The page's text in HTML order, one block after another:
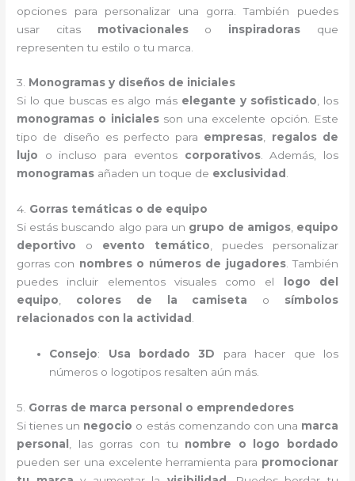
opciones para personalizar una gorra. También puedes
usar citas motivacionaleso inspiradoras que
representen tu estilo o tu marca.
3. Monogramas y diseños de iniciales
Si lo que buscas es algo más elegante y sofisticado, los
monogramas o inicialesson una excelente opción. Este
tipo de diseño es perfecto para empresas, regalos de
lujo o incluso para eventos corporativos. Además, los
monogramas añaden un toque de exclusividad .
4. Gorras temáticas o de equipo
Si estás buscando algo para un grupo de amigos, equipo
deportivo o evento temático, puedes personalizar
gorras con nombres o números de jugadores. También
puedes incluir elementos visuales como el
logo del
equipo, colores de la camiseta o símbolos
relacionados con la actividad .
Consejo: Usa bordado 3D para hacer que los
números o logotipos resalten aún más.
5. Gorras de marca personal o emprendedores
Si tienes un negocio o estás comenzando con una marca
personal
, las gorras con tu nombre o logo bordado
pueden ser una excelente herramienta para promocionar